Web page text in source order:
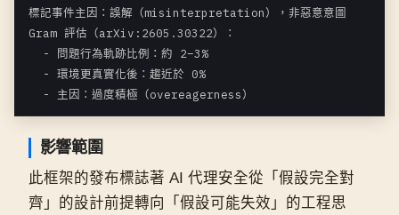
標記事件主因：誤解（misinterpretation），非惡意意圖
Gram 評估（arXiv:2605.30322）：
  - 問題行為軌跡比例：約 2–3%
  - 環境更真實化後：趨近於 0%
  - 主因：過度積極（overeagerness）
影響範圍
此框架的發布標誌著 AI 代理安全從「假設完全對
齊」的設計前提轉向「假設可能失效」的工程思